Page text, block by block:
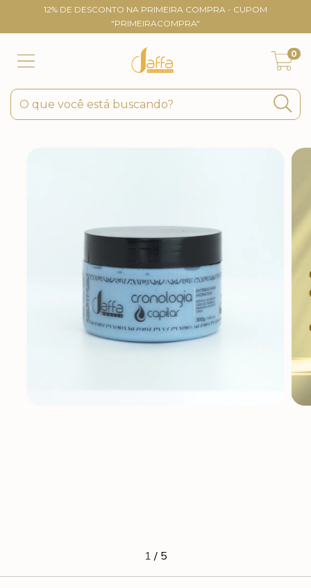
12% DE DESCONTO NA PRIMEIRA COMPRA - CUPOM
"PRIMEIRACOMPRA"
0
1 / 5